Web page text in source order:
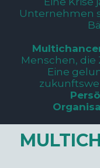
Unternehmen
Menschen,
Eine